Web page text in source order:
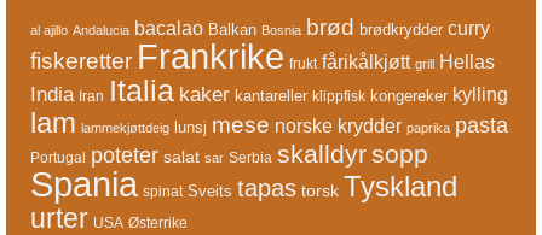
al ajillo Andalucia bacalao Balkan Bosnia brød brødkrydder curry
fiskeretter Frankrike frukt fårikålkjøtt grill Hellas
India Iran Italia kaker kantareller klippfisk kongereker kylling
lam lammekjøttdeig lunsj mese norske krydder paprika pasta
Portugal poteter salat sar Serbia skalldyrsopp
Spania spinat Sveits tapas torsk Tyskland
urter USA Østerrike